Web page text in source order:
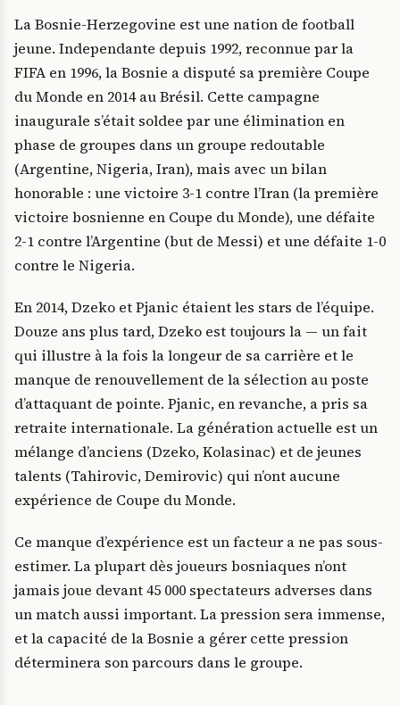
La Bosnie-Herzegovine est une nation de football
jeune. Independante depuis 1992, reconnue par la
FIFA en 1996, la Bosnie a disputé sa première Coupe
du Monde en 2014 au Brésil. Cette campagne
inaugurale s’était soldee par une élimination en
phase de groupes dans un groupe redoutable
(Argentine, Nigeria, Iran), mais avec un bilan
honorable : une victoire 3-1 contre l’Iran (la première
victoire bosnienne en Coupe du Monde), une défaite
2-1 contre l’Argentine (but de Messi) et une défaite 1-0
contre le Nigeria.
En 2014, Dzeko et Pjanic étaient les stars de l’équipe.
Douze ans plus tard, Dzeko est toujours la — un fait
qui illustre à la fois la longeur de sa carrière et le
manque de renouvellement de la sélection au poste
d’attaquant de pointe. Pjanic, en revanche, a pris sa
retraite internationale. La génération actuelle est un
mélange d’anciens (Dzeko, Kolasinac) et de jeunes
talents (Tahirovic, Demirovic) qui n’ont aucune
expérience de Coupe du Monde.
Ce manque d’expérience est un facteur a ne pas sous-
estimer. La plupart dès joueurs bosniaques n’ont
jamais joue devant 45 000 spectateurs adverses dans
un match aussi important. La pression sera immense,
et la capacité de la Bosnie a gérer cette pression
déterminera son parcours dans le groupe.